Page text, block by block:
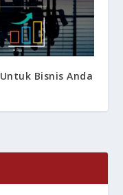
Bisnis Anda